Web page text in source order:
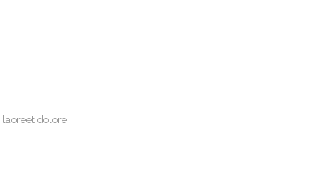
dolore